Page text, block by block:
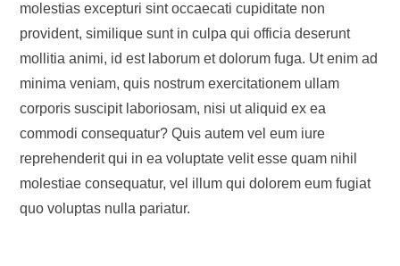
molestias excepturi sint occaecati cupiditate non
provident, similique sunt in culpa qui officia deserunt
mollitia animi, id est laborum et dolorum fuga. Ut enim ad
minima veniam, quis nostrum exercitationem ullam
corporis suscipit laboriosam, nisi ut aliquid ex ea
commodi consequatur? Quis autem vel eum iure
reprehenderit qui in ea voluptate velit esse quam nihil
molestiae consequatur, vel illum qui dolorem eum fugiat
quo voluptas nulla pariatur.